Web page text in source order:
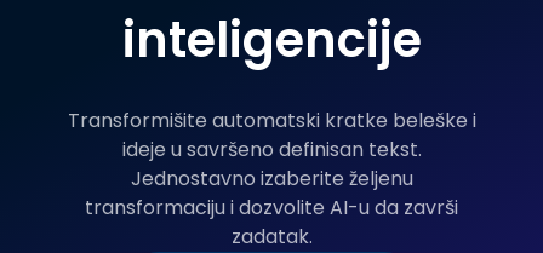
inteligencije
Transformišite automatski kratke beleške i
ideje u savršeno definisan tekst.
Jednostavno izaberite željenu
transformaciju i dozvolite AI-u da završi
zadatak.